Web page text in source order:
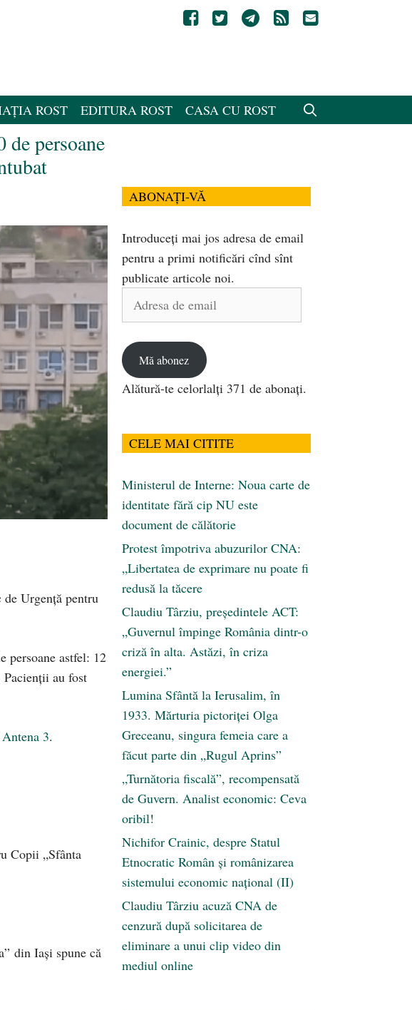
ROST EDITURA ROST CASA CU ROST
persoane
Urgenţă pentru
persoane astfel: 12
au fost
Antena 3.
Copii „Sfânta
din Iași spune că
ABONAȚI-VĂ
Introduceți mai jos adresa de email
pentru a primi notificări cînd sînt
publicate articole noi.
Adresa
Mă abonez
Alătură-te celorlalți 371 de abonați.
CELE MAI CITITE
Ministerul de Interne: Noua carte de
identitate fără cip NU este
document de călătorie
Protest împotriva abuzurilor CNA:
„Libertatea de exprimare nu poate fi
redusă la tăcere
Claudiu Târziu, președintele ACT:
„Guvernul împinge România dintr-o
criză în alta. Astăzi, în criza
energiei.”
Lumina Sfântă la Ierusalim, în
1933. Mărturia pictoriței Olga
Greceanu, singura femeia care a
făcut parte din „Rugul Aprins”
„Turnătoria fiscală”, recompensată
de Guvern. Analist economic: Ceva
oribil!
Nichifor Crainic, despre Statul
Etnocratic Român şi românizarea
sistemului economic naţional (II)
Claudiu Târziu acuză CNA de
cenzură după solicitarea de
eliminare a unui clip video din
mediul online